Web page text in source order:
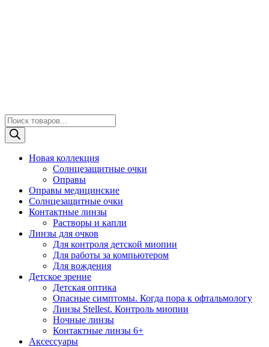
Поиск
товаров
Новая коллекция
Солнцезащитные очки
Оправы
Оправы медицинские
Солнцезащитные очки
Контактные линзы
Растворы и капли
Линзы для очков
Для контроля детской миопии
Для работы за компьютером
Для вождения
Детское зрение
Детская оптика
Опасные симптомы. Когда пора к офтальмологу
Линзы Stellest. Контроль миопии
Ночные линзы
Контактные линзы 6+
Аксессуары